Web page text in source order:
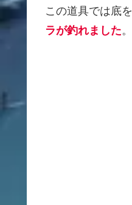
この道具では底
ラが釣れました。